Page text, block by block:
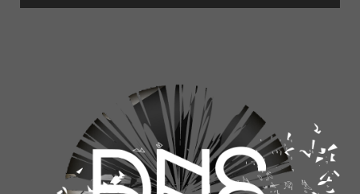
8. Apérophonie 4ème G - La Salle L'Aigle